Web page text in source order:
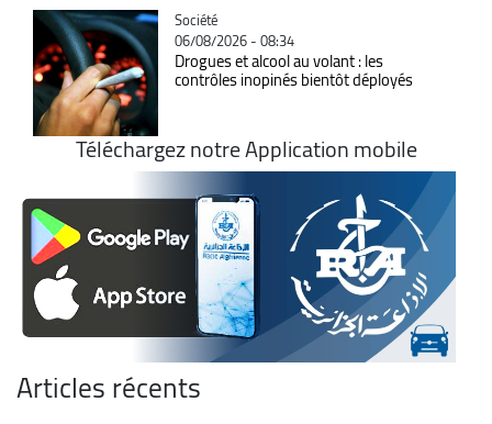
Catégorie
Société
06/08/2026 - 08:34
Drogues et alcool au volant : les
contrôles inopinés bientôt déployés
Téléchargez notre Application mobile
Articles récents